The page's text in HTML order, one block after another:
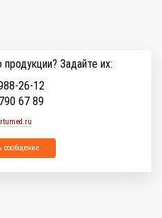
Задайте их:
26-12
67 89
сообщение